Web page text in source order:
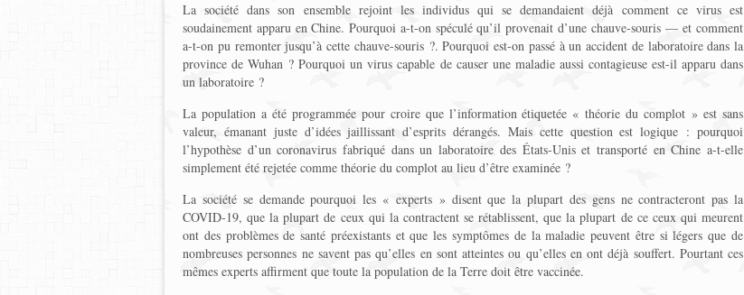
La société dans son ensemble rejoint les individus qui se demandaient déjà comment ce virus est
soudainement apparu en Chine. Pourquoi a-t-on spéculé qu’il provenait d’une chauve-souris — et comment
a-t-on pu remonter jusqu’à cette chauve-souris ?. Pourquoi est-on passé à un accident de laboratoire dans la
province de Wuhan ? Pourquoi un virus capable de causer une maladie aussi contagieuse est-il apparu dans
un laboratoire ?
La population a été programmée pour croire que l’information étiquetée « théorie du complot » est sans
valeur, émanant juste d’idées jaillissant d’esprits dérangés. Mais cette question est logique : pourquoi
l’hypothèse d’un coronavirus fabriqué dans un laboratoire des États-Unis et transporté en Chine a-t-elle
simplement été rejetée comme théorie du complot au lieu d’être examinée ?
La société se demande pourquoi les « experts » disent que la plupart des gens ne contracteront pas la
COVID-19, que la plupart de ceux qui la contractent se rétablissent, que la plupart de ce ceux qui meurent
ont des problèmes de santé préexistants et que les symptômes de la maladie peuvent être si légers que de
nombreuses personnes ne savent pas qu’elles en sont atteintes ou qu’elles en ont déjà souffert. Pourtant ces
mêmes experts affirment que toute la population de la Terre doit être vaccinée.